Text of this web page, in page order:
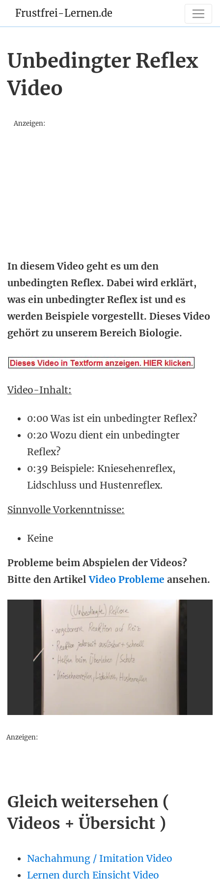
Frustfrei-Lernen.de
Unbedingter Reflex
Video
Anzeigen:
In diesem Video geht es um den
unbedingten Reflex. Dabei wird erklärt,
was ein unbedingter Reflex ist und es
werden Beispiele vorgestellt. Dieses Video
gehört zu unserem Bereich Biologie.
Video-Inhalt:
0:00 Was ist ein unbedingter Reflex?
0:20 Wozu dient ein unbedingter
Reflex?
0:39 Beispiele: Kniesehenreflex,
Lidschluss und Hustenreflex.
Sinnvolle Vorkenntnisse:
Keine
Probleme beim Abspielen der Videos?
Bitte den ArtikelVideo Probleme ansehen.
Anzeigen:
Gleich weitersehen (
Videos + Übersicht )
Nachahmung / Imitation Video
Lernen durch Einsicht Video